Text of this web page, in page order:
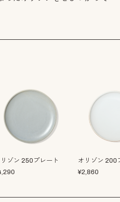
ゾン 250プレート
オリゾン 200
¥2,860